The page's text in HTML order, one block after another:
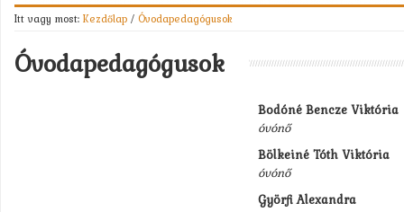
Itt vagy most: Kezdőlap / Óvodapedagógusok
Óvodapedagógusok
Bodóné Bencze Viktória
óvónő
Bölkeiné Tóth Viktória
óvónő
Györfi Alexandra